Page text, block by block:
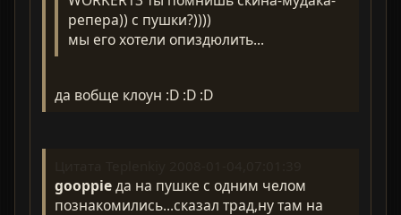
репера)) с пушки?))))
мы его хотели опиздюлить...
да вобще клоун :D :D :D
gooppieда на пушке с одним челом
познакомились...сказал трад,ну там на